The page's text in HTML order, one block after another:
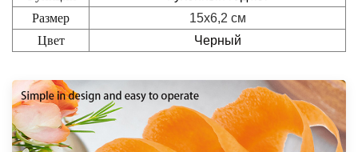
Размер 15x6,2 см
Цвет Черный